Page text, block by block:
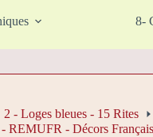
8-
2 - Loges bleues - 15 Rites
REMUFR - Décors Français